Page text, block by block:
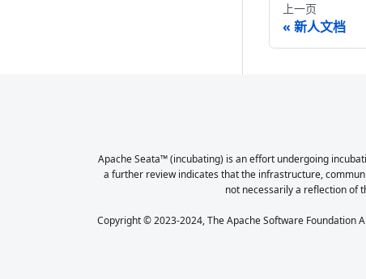
上一页
新人文档
Apache Seata™ (incubating) is an effort undergoing
a further review indicates that the infrastructure,
not necessarily a reflection of
Copyright © 2023-2024, The Apache Software Foundation